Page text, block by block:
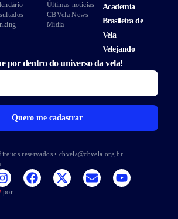
Últimas noticias
CBVela News
Mídia
Academia
Brasileira de
Vela
Velejando
por dentro do universo da vela!
Quero me cadastrar
reservados • cbvela@cbvela.org.br
por